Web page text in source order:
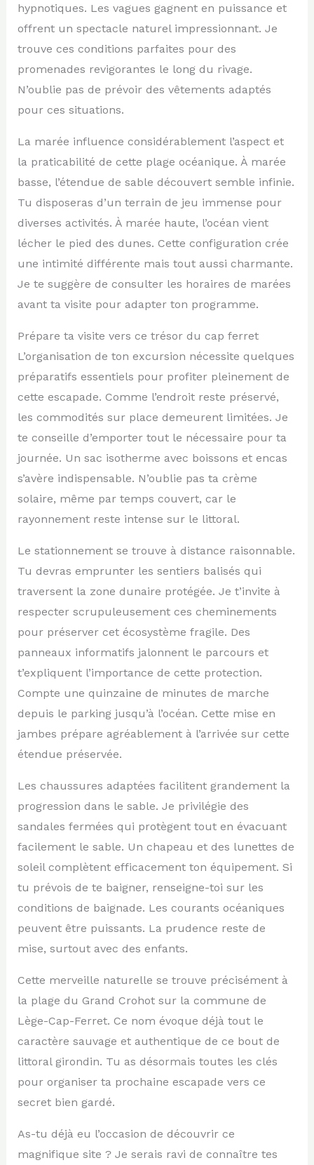
hypnotiques. Les vagues gagnent en puissance et
offrent un spectacle naturel impressionnant. Je
trouve ces conditions parfaites pour des
promenades revigorantes le long du rivage.
N’oublie pas de prévoir des vêtements adaptés
pour ces situations.
La marée influence considérablement l’aspect et
la praticabilité de cette plage océanique. À marée
basse, l’étendue de sable découvert semble infinie.
Tu disposeras d’un terrain de jeu immense pour
diverses activités. À marée haute, l’océan vient
lécher le pied des dunes. Cette configuration crée
une intimité différente mais tout aussi charmante.
Je te suggère de consulter les horaires de marées
avant ta visite pour adapter ton programme.
Prépare ta visite vers ce trésor du cap ferret
L’organisation de ton excursion nécessite quelques
préparatifs essentiels pour profiter pleinement de
cette escapade. Comme l’endroit reste préservé,
les commodités sur place demeurent limitées. Je
te conseille d’emporter tout le nécessaire pour ta
journée. Un sac isotherme avec boissons et encas
s’avère indispensable. N’oublie pas ta crème
solaire, même par temps couvert, car le
rayonnement reste intense sur le littoral.
Le stationnement se trouve à distance raisonnable.
Tu devras emprunter les sentiers balisés qui
traversent la zone dunaire protégée. Je t’invite à
respecter scrupuleusement ces cheminements
pour préserver cet écosystème fragile. Des
panneaux informatifs jalonnent le parcours et
t’expliquent l’importance de cette protection.
Compte une quinzaine de minutes de marche
depuis le parking jusqu’à l’océan. Cette mise en
jambes prépare agréablement à l’arrivée sur cette
étendue préservée.
Les chaussures adaptées facilitent grandement la
progression dans le sable. Je privilégie des
sandales fermées qui protègent tout en évacuant
facilement le sable. Un chapeau et des lunettes de
soleil complètent efficacement ton équipement. Si
tu prévois de te baigner, renseigne-toi sur les
conditions de baignade. Les courants océaniques
peuvent être puissants. La prudence reste de
mise, surtout avec des enfants.
Cette merveille naturelle se trouve précisément à
la plage du Grand Crohot sur la commune de
Lège-Cap-Ferret. Ce nom évoque déjà tout le
caractère sauvage et authentique de ce bout de
littoral girondin. Tu as désormais toutes les clés
pour organiser ta prochaine escapade vers ce
secret bien gardé.
As-tu déjà eu l’occasion de découvrir ce
magnifique site ? Je serais ravi de connaître tes